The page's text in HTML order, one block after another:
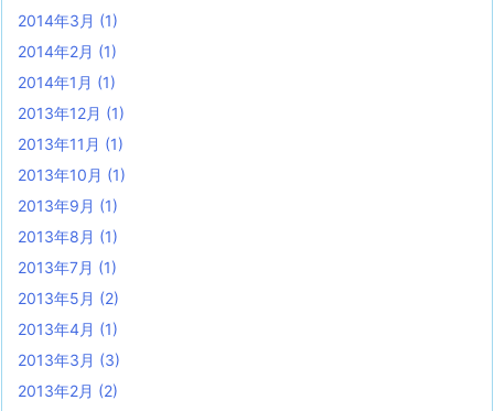
2014年3月 (1)
2014年2月 (1)
2014年1月 (1)
2013年12月 (1)
2013年11月 (1)
2013年10月 (1)
2013年9月 (1)
2013年8月 (1)
2013年7月 (1)
2013年5月 (2)
2013年4月 (1)
2013年3月 (3)
2013年2月 (2)